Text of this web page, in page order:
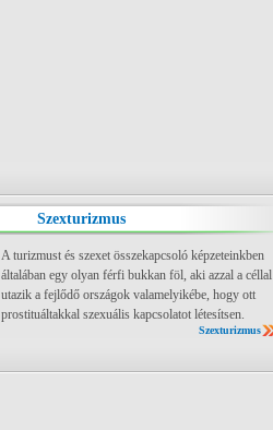
Szexturizmus
A turizmust és szexet összekapcsoló képzeteinkben
általában egy olyan férfi bukkan föl, aki azzal a céllal
utazik a fejlődő országok valamelyikébe, hogy ott
prostituáltakkal szexuális kapcsolatot létesítsen.
Szexturizmus